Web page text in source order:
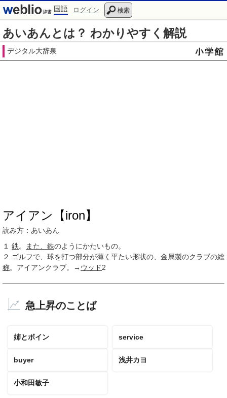
国語 ログイン 検索
あいあんとは？ わかりやすく解説
デジタル大辞泉
アイアン【iron】
読み方：あいあん
１
鉄。 また、 鉄のようにかたいもの。
２ ゴルフで、球を打つ部分が薄く 平たい形状の、 金属製のクラブの総
称。アイアンクラブ。→ ウッド2
急上昇のことば
姉とボイン service
buyer 浅井カヨ
小和田敏子